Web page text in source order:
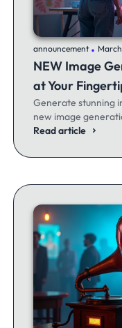
announcement .
NEW Image
at Your
Generate stunning
new image
Read article